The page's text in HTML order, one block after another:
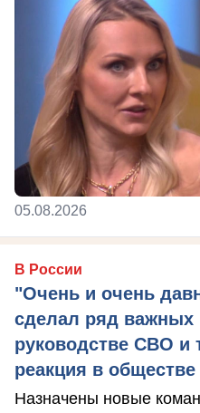
05.08.2026
В России
"Очень и очень
сделал ряд важных
руководстве СВО и
реакция в обществе
Назначены новые